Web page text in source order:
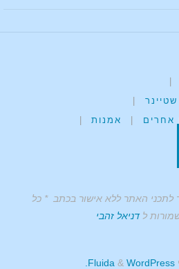
|
|
אחרים
| אמנות |
לתכני האתר ללא אישור בכתב * כל
שמורות לדניאל זהבי
Fluida
& WordPress.